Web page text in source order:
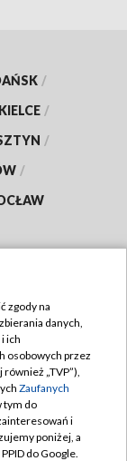
/
KIELCE /
/
/
zgody na
danych,
ich
osobowych przez
„TVP”),
Zaufanych
tym do
i
poniżej, a
do Google.